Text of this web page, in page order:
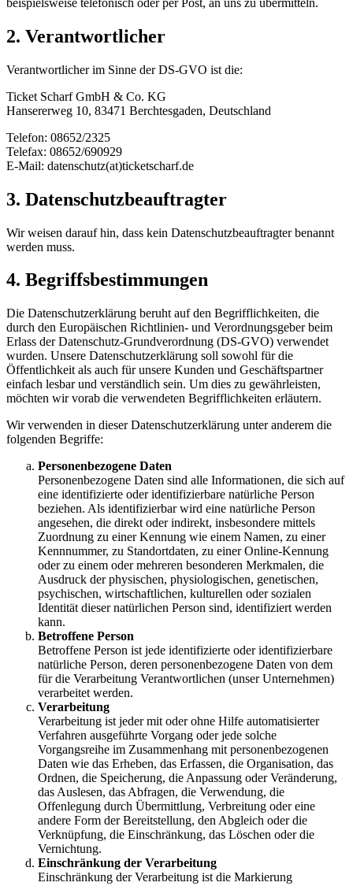
beispielsweise telefonisch oder per Post, an uns zu übermitteln.
2. Verantwortlicher
Verantwortlicher im Sinne der DS-GVO ist die:
Ticket Scharf GmbH & Co. KG
Hansererweg 10, 83471 Berchtesgaden, Deutschland
Telefon: 08652/2325
Telefax: 08652/690929
E-Mail: datenschutz(at)ticketscharf.de
3. Datenschutzbeauftragter
Wir weisen darauf hin, dass kein Datenschutzbeauftragter benannt
werden muss.
4. Begriffsbestimmungen
Die Datenschutzerklärung beruht auf den Begrifflichkeiten, die
durch den Europäischen Richtlinien- und Verordnungsgeber beim
Erlass der Datenschutz-Grundverordnung (DS-GVO) verwendet
wurden. Unsere Datenschutzerklärung soll sowohl für die
Öffentlichkeit als auch für unsere Kunden und Geschäftspartner
einfach lesbar und verständlich sein. Um dies zu gewährleisten,
möchten wir vorab die verwendeten Begrifflichkeiten erläutern.
Wir verwenden in dieser Datenschutzerklärung unter anderem die
folgenden Begriffe:
Personenbezogene Daten
Personenbezogene Daten sind alle Informationen, die sich auf
eine identifizierte oder identifizierbare natürliche Person
beziehen. Als identifizierbar wird eine natürliche Person
angesehen, die direkt oder indirekt, insbesondere mittels
Zuordnung zu einer Kennung wie einem Namen, zu einer
Kennnummer, zu Standortdaten, zu einer Online-Kennung
oder zu einem oder mehreren besonderen Merkmalen, die
Ausdruck der physischen, physiologischen, genetischen,
psychischen, wirtschaftlichen, kulturellen oder sozialen
Identität dieser natürlichen Person sind, identifiziert werden
kann.
Betroffene Person
Betroffene Person ist jede identifizierte oder identifizierbare
natürliche Person, deren personenbezogene Daten von dem
für die Verarbeitung Verantwortlichen (unser Unternehmen)
verarbeitet werden.
Verarbeitung
Verarbeitung ist jeder mit oder ohne Hilfe automatisierter
Verfahren ausgeführte Vorgang oder jede solche
Vorgangsreihe im Zusammenhang mit personenbezogenen
Daten wie das Erheben, das Erfassen, die Organisation, das
Ordnen, die Speicherung, die Anpassung oder Veränderung,
das Auslesen, das Abfragen, die Verwendung, die
Offenlegung durch Übermittlung, Verbreitung oder eine
andere Form der Bereitstellung, den Abgleich oder die
Verknüpfung, die Einschränkung, das Löschen oder die
Vernichtung.
Einschränkung der Verarbeitung
Einschränkung der Verarbeitung ist die Markierung